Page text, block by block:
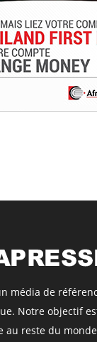
média de
Notre objectif
au reste du